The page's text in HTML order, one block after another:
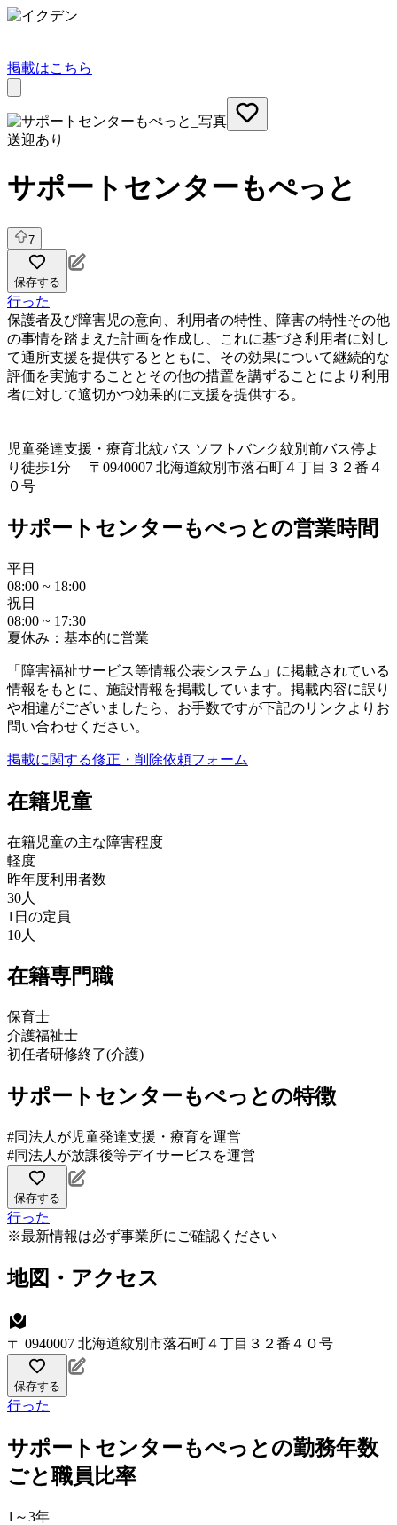
掲載はこちら
送迎あり
サポートセンターもぺっと
7
保存する
行った
保護者及び障害児の意向、利用者の特性、障害の特性その他
の事情を踏まえた計画を作成し、これに基づき利用者に対し
て通所支援を提供するとともに、その効果について継続的な
評価を実施することとその他の措置を講ずることにより利用
者に対して適切かつ効果的に支援を提供する。
児童発達支援・療育北紋バス ソフトバンク紋別前バス停よ
り徒歩1分 〒0940007 北海道紋別市落石町４丁目３２番４
０号
サポートセンターもぺっとの営業時間
平日
08:00 ~ 18:00
祝日
08:00 ~ 17:30
夏休み：基本的に営業
「障害福祉サービス等情報公表システム」に掲載されている
情報をもとに、施設情報を掲載しています。掲載内容に誤り
や相違がございましたら、お手数ですが下記のリンクよりお
問い合わせください。
掲載に関する修正・削除依頼フォーム
在籍児童
在籍児童の主な障害程度
軽度
昨年度利用者数
30人
1日の定員
10人
在籍専門職
保育士
介護福祉士
初任者研修終了(介護)
サポートセンターもぺっとの特徴
#同法人が児童発達支援・療育を運営
#同法人が放課後等デイサービスを運営
保存する
行った
※最新情報は必ず事業所にご確認ください
地図・アクセス
〒 0940007 北海道紋別市落石町４丁目３２番４０号
保存する
行った
サポートセンターもぺっとの勤務年数
ごと職員比率
1～3年